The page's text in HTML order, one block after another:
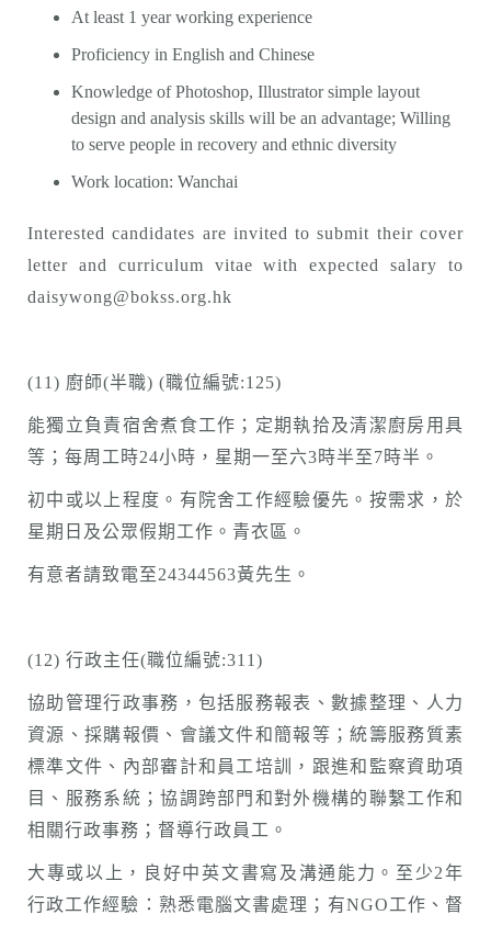
At least 1 year working experience
Proficiency in English and Chinese
Knowledge of Photoshop, Illustrator simple layout
design and analysis skills will be an advantage; Willing
to serve people in recovery and ethnic diversity
Work location: Wanchai
Interested candidates are invited to submit their cover
letter and curriculum vitae with expected salary to
daisywong@bokss.org.hk
(11) 廚師(半職) (職位編號:125)
能獨立負責宿舍煮食工作；定期執拾及清潔廚房用具
等；每周工時24小時，星期一至六3時半至7時半。
初中或以上程度。有院舍工作經驗優先。按需求，於
星期日及公眾假期工作。青衣區。
有意者請致電至24344563黃先生。
(12) 行政主任(職位編號:311)
協助管理行政事務，包括服務報表、數據整理、人力
資源、採購報價、會議文件和簡報等；統籌服務質素
標準文件、內部審計和員工培訓，跟進和監察資助項
目、服務系統；協調跨部門和對外機構的聯繫工作和
相關行政事務；督導行政員工。
大專或以上，良好中英文書寫及溝通能力。至少2年
行政工作經驗：熟悉電腦文書處理；有NGO工作、督